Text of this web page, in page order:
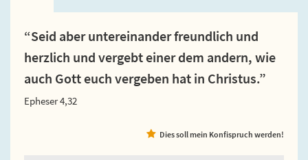
“Seid aber untereinander freundlich und
herzlich und vergebt einer dem andern, wie
auch Gott euch vergeben hat in Christus.”
Epheser 4,32
Dies soll mein Konfispruch werden!